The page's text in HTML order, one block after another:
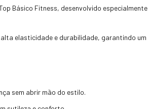
Básico Fitness, desenvolvido
elasticidade e durabilidade, garantindo
sem abrir mão do estilo.